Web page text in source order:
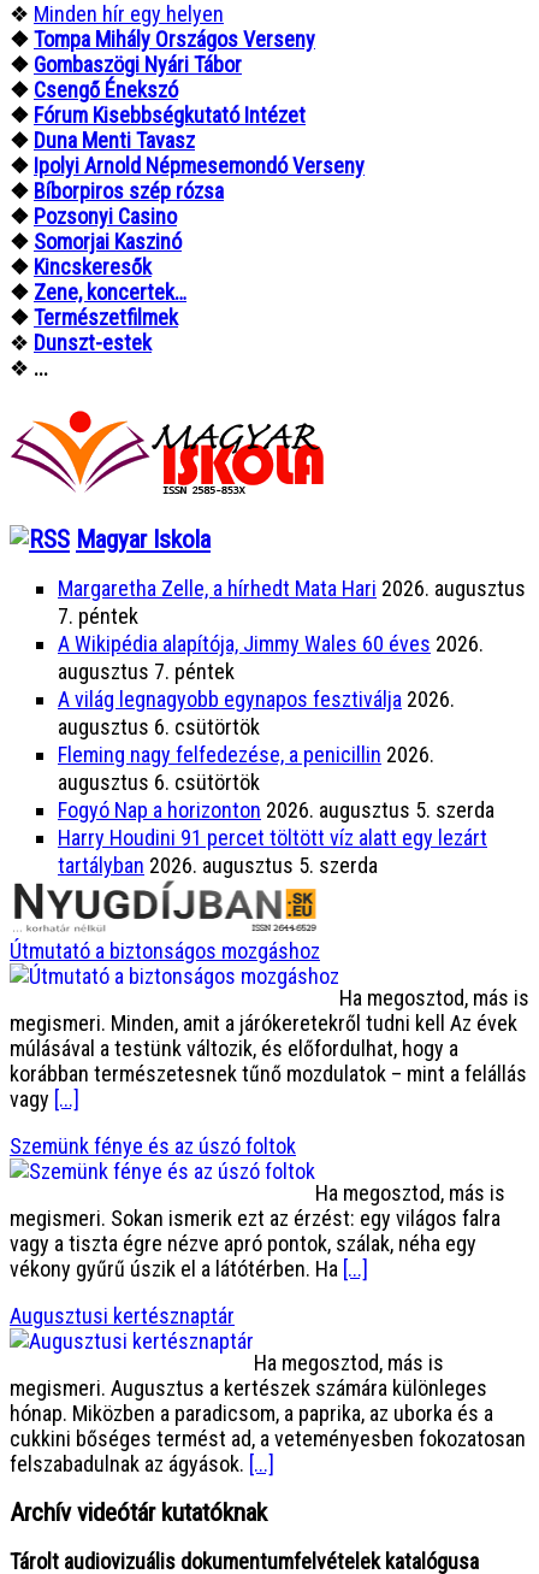
❖ Minden hír egy helyen
❖Tompa Mihály Országos Verseny
❖ Gombaszögi Nyári Tábor
❖ Csengő Énekszó
❖ Fórum Kisebbségkutató Intézet
❖ Duna Menti Tavasz
❖ Ipolyi Arnold Népmesemondó Verseny
❖ Bíborpiros szép rózsa
❖ Pozsonyi Casino
❖ Somorjai Kaszinó
❖ Kincskeresők
❖ Zene, koncertek…
❖Természetfilmek
❖ Dunszt-estek
❖ ...
Magyar Iskola
Margaretha Zelle, a hírhedt Mata Hari 2026. augusztus
7. péntek
A Wikipédia alapítója, Jimmy Wales 60 éves 2026.
augusztus 7. péntek
A világ legnagyobb egynapos fesztiválja 2026.
augusztus 6. csütörtök
Fleming nagy felfedezése, a penicillin 2026.
augusztus 6. csütörtök
Fogyó Nap a horizonton 2026. augusztus 5. szerda
Harry Houdini 91 percet töltött víz alatt egy lezárt
tartályban 2026. augusztus 5. szerda
Útmutató a biztonságos mozgáshoz
Ha megosztod, más is
megismeri. Minden, amit a járókeretekről tudni kell Az évek
múlásával a testünk változik, és előfordulhat, hogy a
korábban természetesnek tűnő mozdulatok – mint a felállás
vagy [...]
Szemünk fénye és az úszó foltok
Ha megosztod, más is
megismeri. Sokan ismerik ezt az érzést: egy világos falra
vagy a tiszta égre nézve apró pontok, szálak, néha egy
vékony gyűrű úszik el a látótérben. Ha [...]
Augusztusi kertésznaptár
Ha megosztod, más is
megismeri. Augusztus a kertészek számára különleges
hónap. Miközben a paradicsom, a paprika, az uborka és a
cukkini bőséges termést ad, a veteményesben fokozatosan
felszabadulnak az ágyások. [...]
Archív videótár kutatóknak
Tárolt audiovizuális dokumentumfelvételek katalógusa